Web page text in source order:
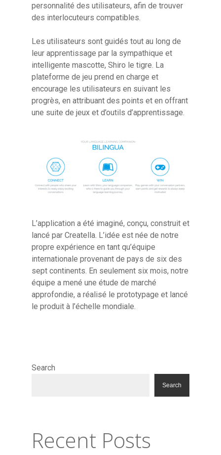
personnalité des utilisateurs, afin de trouver
des interlocuteurs compatibles.
Les utilisateurs sont guidés tout au long de
leur apprentissage par la sympathique et
intelligente mascotte, Shiro le tigre. La
plateforme de jeu prend en charge et
encourage les utilisateurs en suivant les
progrès, en attribuant des points et en offrant
une suite de jeux et d’outils d’apprentissage.
L’application a été imaginé, conçu, construit et
lancé par Creatella. L’idée est née de notre
propre expérience en tant qu’équipe
internationale provenant de pays de six des
sept continents. En seulement six mois, notre
équipe a mené une étude de marché
approfondie, a réalisé le prototypage et lancé
le produit à l’échelle mondiale.
Search
Search
Recent Posts